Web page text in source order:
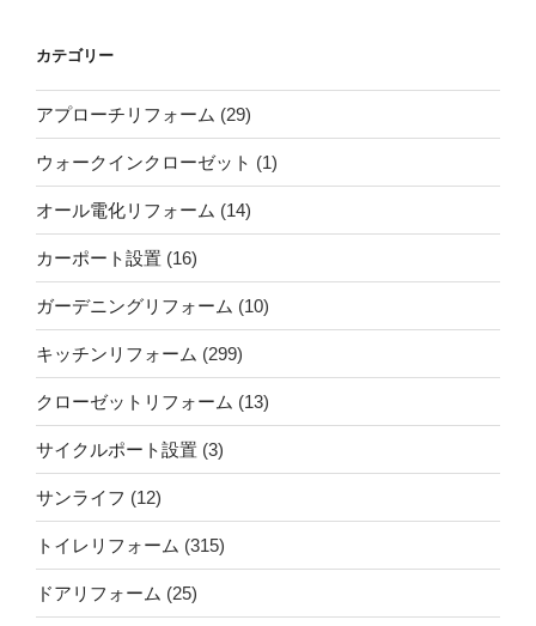
カテゴリー
アプローチリフォーム (29)
ウォークインクローゼット (1)
オール電化リフォーム (14)
カーポート設置 (16)
ガーデニングリフォーム (10)
キッチンリフォーム (299)
クローゼットリフォーム (13)
サイクルポート設置 (3)
サンライフ (12)
トイレリフォーム (315)
ドアリフォーム (25)